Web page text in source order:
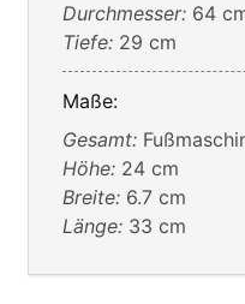
Durchmesser: 64
Tiefe: 29 cm
Maße:
Gesamt:
Höhe: 24 cm
Breite: 6.7 cm
Länge: 33 cm